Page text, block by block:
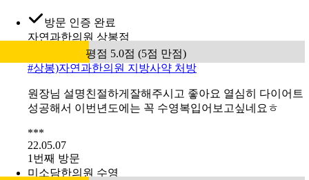
방문 인증 완료
자연과한의원 상봉점
평점 5.0점 (5점 만점)
#상봉)자연과한의원 지방사약 처방
원장님 설명친절하게잘해주시고 좋아요 열심히 다이어트
성공해서 이번년도에는 꼭 수영복입어보고싶네요ㅎ
***
22.05.07
1번째 방문
미소담한의원 수영